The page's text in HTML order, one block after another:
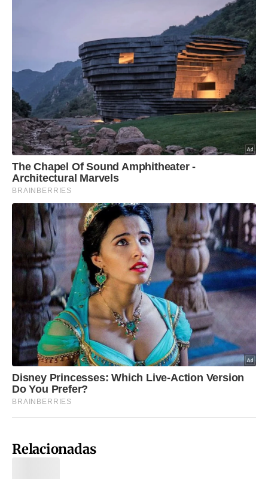
Relacionadas